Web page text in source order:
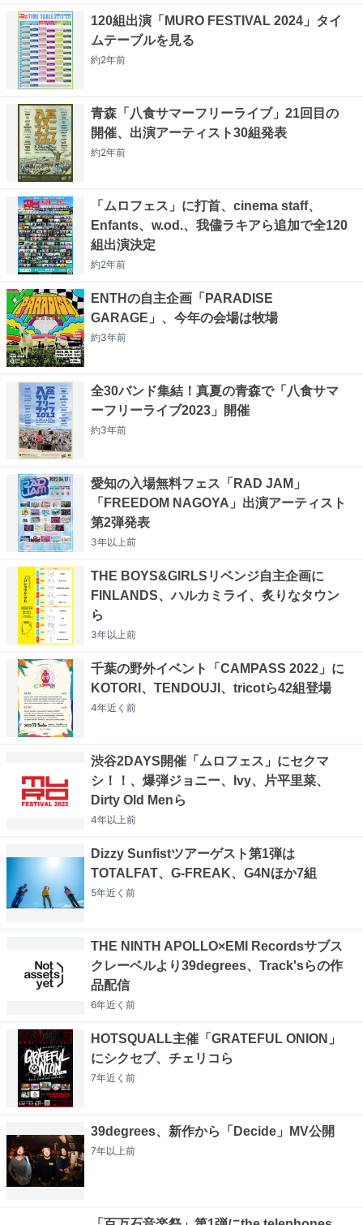
120組出演「MURO FESTIVAL 2024」タイ
ムテーブルを見る
約2年前
青森「八食サマーフリーライブ」21回目の
開催、出演アーティスト30組発表
約2年前
「ムロフェス」に打首、cinema staff、
Enfants、w.od.、我儘ラキアら追加で全120
組出演決定
約2年前
ENTHの自主企画「PARADISE
GARAGE」、今年の会場は牧場
約3年前
全30バンド集結！真夏の青森で「八食サマ
ーフリーライブ2023」開催
約3年前
愛知の入場無料フェス「RAD JAM」
「FREEDOM NAGOYA」出演アーティスト
第2弾発表
3年以上前
THE BOYS&GIRLSリベンジ自主企画に
FINLANDS、ハルカミライ、炙りなタウン
ら
3年以上前
千葉の野外イベント「CAMPASS 2022」に
KOTORI、TENDOUJI、tricotら42組登場
4年近く 前
渋谷2DAYS開催「ムロフェス」にセクマ
シ！！、爆弾ジョニー、Ivy、片平里菜、
Dirty Old Menら
4年以上前
Dizzy Sunfistツアーゲスト第1弾は
TOTALFAT、G-FREAK、G4Nほか7組
5年近く 前
THE NINTH APOLLO×EMI Recordsサブス
クレーベルより39degrees、Track'sらの作
品配信
6年近く 前
HOTSQUALL主催「GRATEFUL ONION」
にシクセブ、チェリコら
7年近く 前
39degrees、新作から「Decide」MV公開
7年以上前